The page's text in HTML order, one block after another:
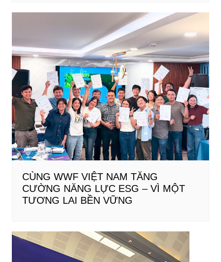
CÙNG WWF VIỆT NAM TĂNG
CƯỜNG NĂNG LỰC ESG – VÌ MỘT
TƯƠNG LAI BỀN VỮNG